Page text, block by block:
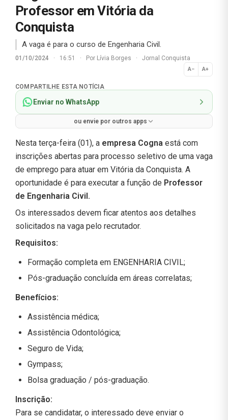
Professor em Vitória da
Conquista
A vaga é para o curso de Engenharia Civil.
01/10/2024 · 16:51 · Por Lívia Borges · Jornal Conquista
A− A+
Normal
COMPARTILHE ESTA NOTÍCIA
Enviar no WhatsApp
ou envie por outros apps
Nesta terça-feira (01), a empresa Cogna está com
inscrições abertas para processo seletivo de uma vaga
de emprego para atuar em Vitória da Conquista. A
oportunidade é para executar a função de Professor
de Engenharia Civil.
Os interessados devem ficar atentos aos detalhes
solicitados na vaga pelo recrutador.
Requisitos:
Formação completa em ENGENHARIA CIVIL;
Pós-graduação concluída em áreas correlatas;
Benefícios:
Assistência médica;
Assistência Odontológica;
Seguro de Vida;
Gympass;
Bolsa graduação / pós-graduação.
Inscrição:
Para se candidatar, o interessado deve enviar o